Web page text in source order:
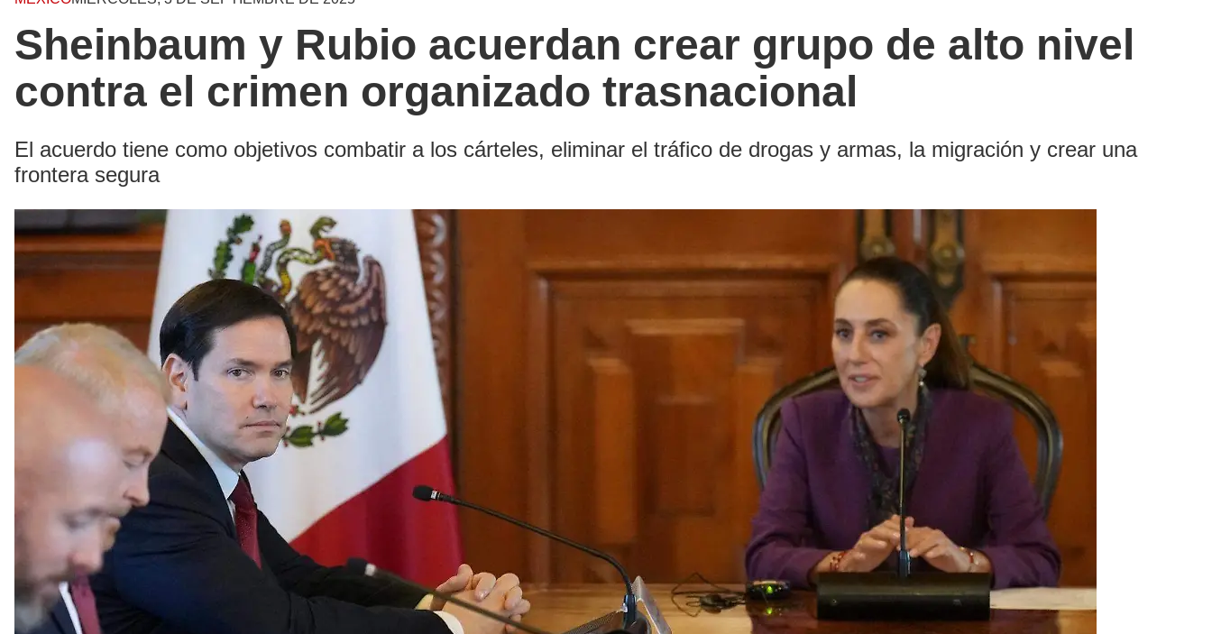
Sheinbaum y Rubio acuerdan crear grupo de alto nivel
contra el crimen organizado trasnacional
El acuerdo tiene como objetivos combatir a los cárteles, eliminar el tráfico de drogas y armas, la migración y crear una
frontera segura